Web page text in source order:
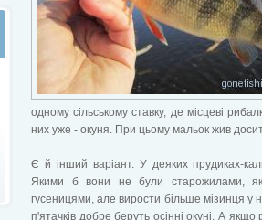
одному сільському ставку, де місцеві
них уже - окуня. При цьому мальок жив
Є й інший варіант. У деяких прудиках-
Якими б вони не були старожилами, як
гусеницями, але вирости більше мізинця у
п'ятачків добре беруть осінні окуні. А